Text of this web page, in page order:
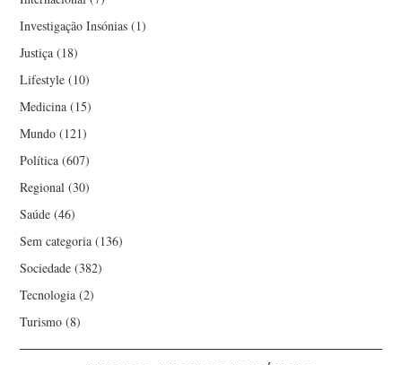
Investigação Insónias (1)
Justiça (18)
Lifestyle (10)
Medicina (15)
Mundo (121)
Política (607)
Regional (30)
Saúde (46)
Sem categoria (136)
Sociedade (382)
Tecnologia (2)
Turismo (8)